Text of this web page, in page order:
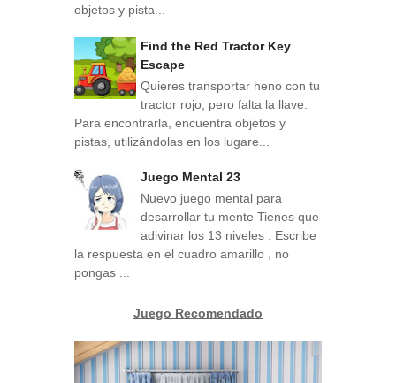
objetos y pista...
Find the Red Tractor Key
Escape
Quieres transportar heno con tu
tractor rojo, pero falta la llave.
Para encontrarla, encuentra objetos y
pistas, utilizándolas en los lugare...
Juego Mental 23
Nuevo juego mental para
desarrollar tu mente Tienes que
adivinar los 13 niveles . Escribe
la respuesta en el cuadro amarillo , no
pongas ...
Juego Recomendado